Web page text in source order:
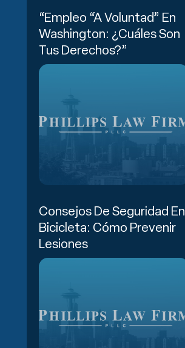
“Empleo “a Voluntad” En
Washington: ¿Cuáles Son
Tus Derechos?”
Consejos De Seguridad En
Bicicleta: Cómo Prevenir
Lesiones